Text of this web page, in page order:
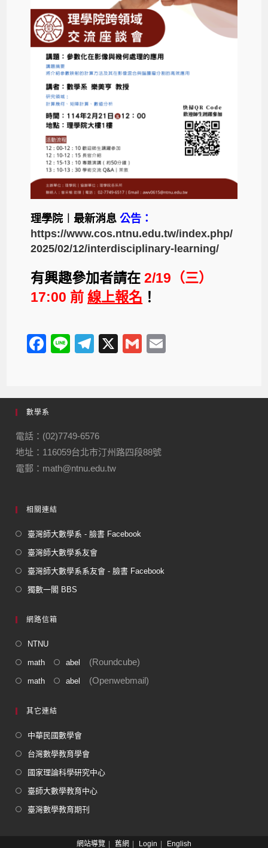
理學院︱最新消息公告：
https://www.cos.ntnu.edu.tw/index.php/
2025/02/12/interdisciplinary-learning/
有興趣參加者請在2/19（三）
17:00 前 線上報名 ！
F
e
b
o
o
k
Li
T
gr
m
X
G
數學系
電話：(02)7749-6576
地址：116059台北市汀州路四段88號
電郵：math@ntnu.edu.tw
相關連結
臺灣師大數學系 - 臉書 Facebook
臺灣師大數學系友會
臺灣師大數學系系友會 - 臉書 Facebook
獨數一閣 BBS
網路信箱
NTNU
math abel (Roundcube)
math abel (Openwebmail)
其它連結
中華民國數學會
台灣數學教育學會
國家理論科學研究中心
臺師大數學教育中心
臺灣數學教育期刊
網站導覽 舊網 Login English